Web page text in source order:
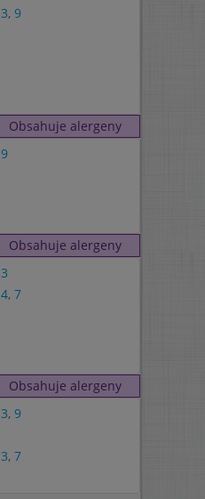
3, 9
Obsahuje alergeny
9
Obsahuje alergeny
3
4, 7
Obsahuje alergeny
3, 9
3, 7